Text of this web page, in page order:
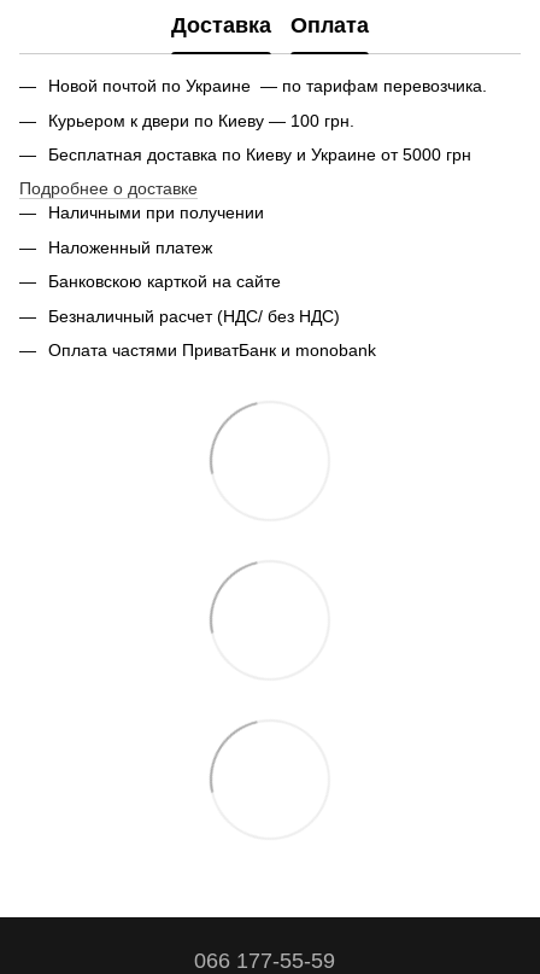
Доставка Оплата
Новой почтой по Украине — по тарифам перевозчика.
Курьером к двери по Киеву — 100 грн.
Бесплатная доставка по Киеву и Украине от 5000 грн
Подробнее о доставке
Наличными при получении
Наложенный платеж
Банковскою карткой на сайте
Безналичный расчет (НДС/ без НДС)
Оплата частями ПриватБанк и monobank
066 177-55-59